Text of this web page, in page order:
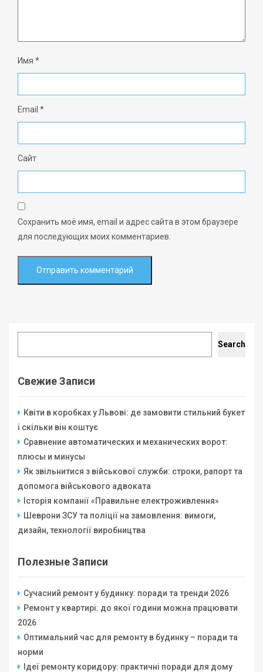
Имя *
Email *
Сайт
Сохранить моё имя, email и адрес сайта в этом браузере
для последующих моих комментариев.
Search
Свежие Записи
Квіти в коробках у Львові: де замовити стильний букет
і скільки він коштує
Сравнение автоматических и механических ворот:
плюсы и минусы
Як звільнитися з військової служби: строки, рапорт та
допомога військового адвоката
Історія компанії «Правильне електроживлення»
Шеврони ЗСУ та поліції на замовлення: вимоги,
дизайн, технології виробництва
Полезные Записи
Сучасний ремонт у будинку: поради та тренди 2026
Ремонт у квартирі: до якої години можна працювати
2026
Оптимальний час для ремонту в будинку – поради та
норми
Ідеї ремонту коридору: практичні поради для дому